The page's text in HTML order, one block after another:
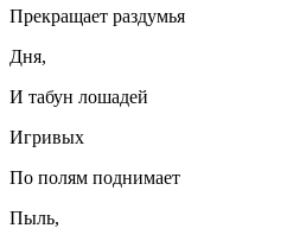
Прекращает раздумья
Дня,
И табун лошадей
Игривых
По полям поднимает
Пыль,